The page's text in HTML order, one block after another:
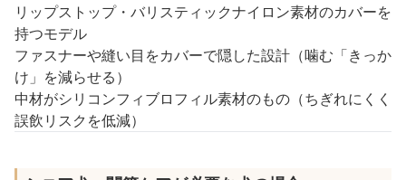
リップストップ・バリスティックナイロン素材のカバーを
持つモデル
ファスナーや縫い目をカバーで隠した設計（噛む「きっか
け」を減らせる）
中材がシリコンフィブロフィル素材のもの（ちぎれにくく
誤飲リスクを低減）